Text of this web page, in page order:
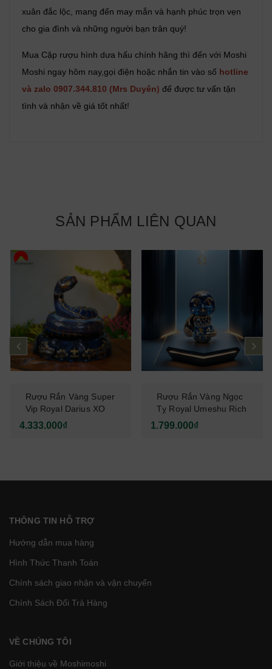
xuân đắc lộc, mang đến may mắn và hạnh phúc trọn vẹn
cho gia đình và những người bạn trân quý!
Mua Cặp rượu hình dưa hấu chính hãng thì đến với Moshi
Moshi ngay hôm nay,gọi điện hoặc nhắn tin vào số hotline
và zalo 0907.344.810 (Mrs Duyên) để được tư vấn tận
tình và nhận về giá tốt nhất!
SẢN PHẨM LIÊN QUAN
Rượu Rắn Vàng Super
Vip Royal Darius XO
2025 1000ml
4.333.000₫
Rượu Rắn Vàng Ngọc
Tỵ Royal Umeshu Rich
XO Premium 500ml
1.799.000₫
prev
THÔNG TIN HỖ TRỢ
Hướng dẫn mua hàng
Hình Thức Thanh Toán
Chính sách giao nhận và vận chuyển
Chính Sách Đổi Trả Hàng
VỀ CHÚNG TÔI
Giới thiệu về Moshimoshi